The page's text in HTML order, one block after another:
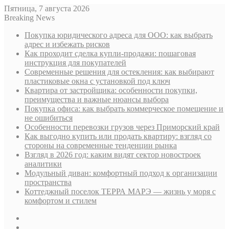
Пятница, 7 августа 2026
Breaking News
Покупка юридического адреса для ООО: как выбрать
адрес и избежать рисков
Как проходит сделка купли-продажи: пошаговая
инструкция для покупателей
Современные решения для остекления: как выбирают
пластиковые окна с установкой под ключ
Квартира от застройщика: особенности покупки,
преимущества и важные нюансы выбора
Покупка офиса: как выбрать коммерческое помещение и
не ошибиться
Особенности перевозки грузов через Приморский край
Как выгодно купить или продать квартиру: взгляд со
стороны на современные тенденции рынка
Взгляд в 2026 год: каким видят сектор новостроек
аналитики
Модульный диван: комфортный подход к организации
пространства
Коттеджный поселок ТЕРРА МАРЭ — жизнь у моря с
комфортом и стилем